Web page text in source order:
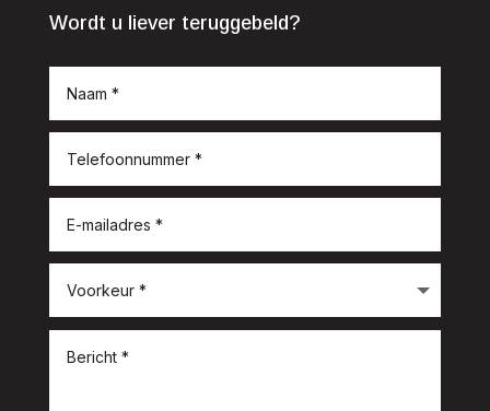
Wordt u liever teruggebeld?